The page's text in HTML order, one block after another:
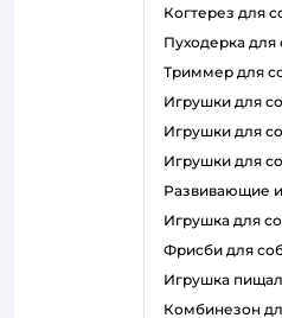
когтерез для
пуходерка для
триммер для
игрушки для
игрушки для
игрушки для
развивающие
игрушка для
фрисби для
игрушка
комбинезон